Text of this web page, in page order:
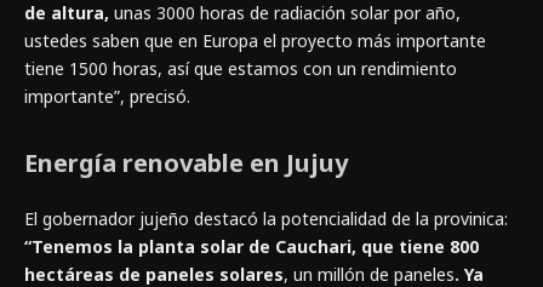
de altura, unas 3000 horas de radiación solar por año,
ustedes saben que en Europa el proyecto más importante
tiene 1500 horas, así que estamos con un rendimiento
importante”, precisó.
Energía renovable en Jujuy
El gobernador jujeño destacó la potencialidad de la provinica:
“Tenemos la planta solar de Cauchari, que tiene 800
hectáreas de paneles solares, un millón de paneles. Ya